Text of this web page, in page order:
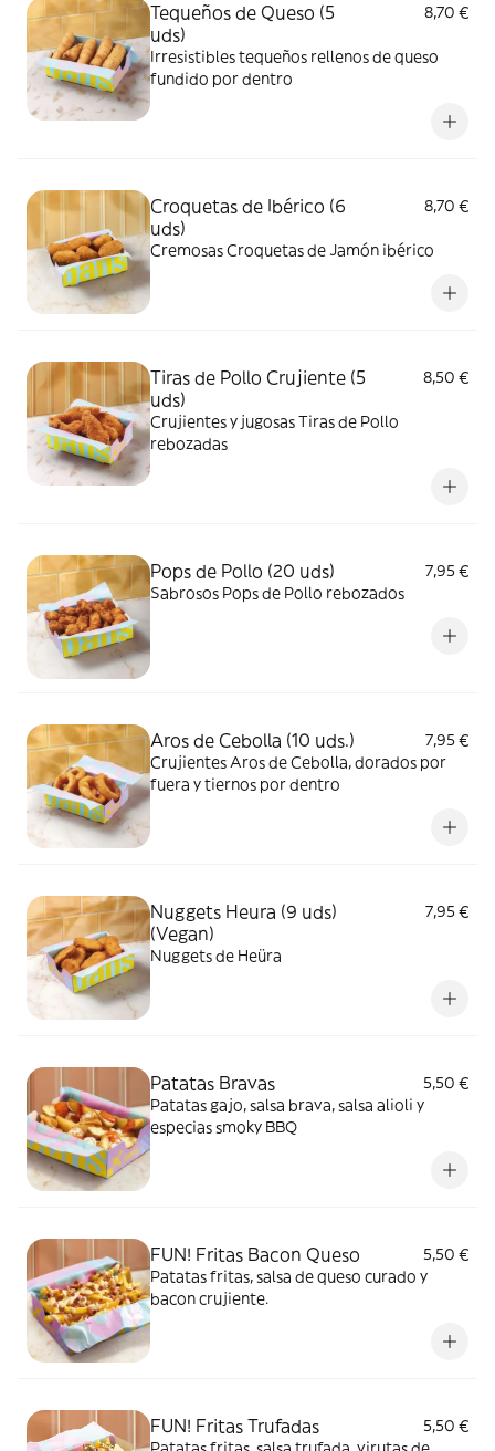
Tequeños de Queso (5
uds)
8,70 €
Irresistibles tequeños rellenos de queso
fundido por dentro
Croquetas de Ibérico (6
uds)
8,70 €
Cremosas Croquetas de Jamón ibérico
Tiras de Pollo Crujiente (5
uds)
8,50 €
Crujientes y jugosas Tiras de Pollo
rebozadas
Pops de Pollo (20 uds)
7,95 €
Sabrosos Pops de Pollo rebozados
Aros de Cebolla (10 uds.)
7,95 €
Crujientes Aros de Cebolla, dorados por
fuera y tiernos por dentro
Nuggets Heura (9 uds)
(Vegan)
7,95 €
Nuggets de Heüra
Patatas Bravas
5,50 €
Patatas gajo, salsa brava, salsa alioli y
especias smoky BBQ
FUN! Fritas Bacon Queso
5,50 €
Patatas fritas, salsa de queso curado y
bacon crujiente.
FUN! Fritas Trufadas
5,50 €